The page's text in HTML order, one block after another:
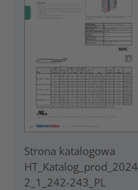
Strona katalogowa
HT_Katalog_prod_2024_
2_1_242-243_PL